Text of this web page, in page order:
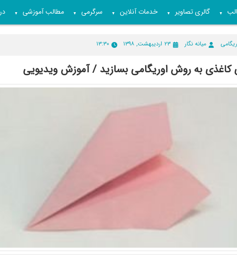
▼ گالری تصاویر ▼ خدمات آنلاین ▼ سرگرمی ▼ مطالب آموزشی ▼
میانه نگار ۲۳ اردیبهشت, ۱۳۹۸ ۱۳:۳۰
کاغذی به روش اوریگامی بسازید / آموزش ویدیویی